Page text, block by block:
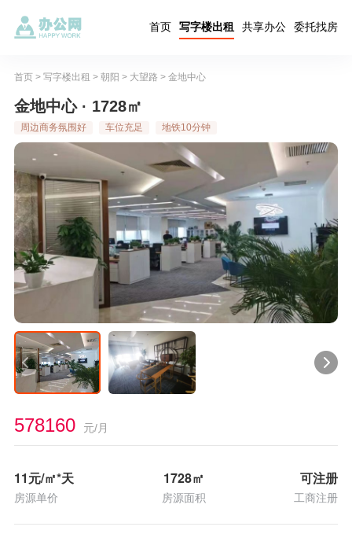
首页 写字楼出租 共享办公 委托找房
首页> 写字楼出租 > 朝阳 > 大望路 > 金地中心
金地中心 · 1728㎡
周边商务氛围好 车位充足 地铁10分钟
578160 元/月
11元/㎡*天
房源单价
1728㎡
房源面积
可注册
工商注册